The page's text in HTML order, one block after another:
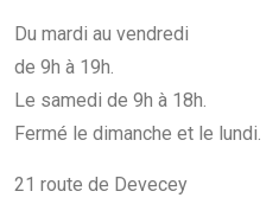
Du mardi au vendredi
de 9h à 19h.
Le samedi de 9h à 18h.
Fermé le dimanche et le lundi.
21 route de Devecey